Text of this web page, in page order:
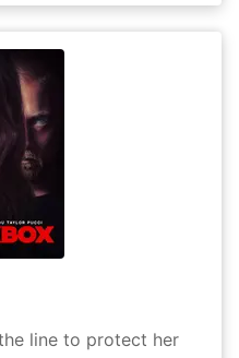
line to protect her